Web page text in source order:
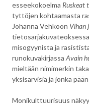
esseekokoelma Ruskeat
tyttöjen kohtaamasta
Johanna Vehkoon Vihan
misogyynista ja
runokuvakirjassa Avain
mieltään nimimerkin
yksisarvisia ja jonka
Monikulttuurisuus